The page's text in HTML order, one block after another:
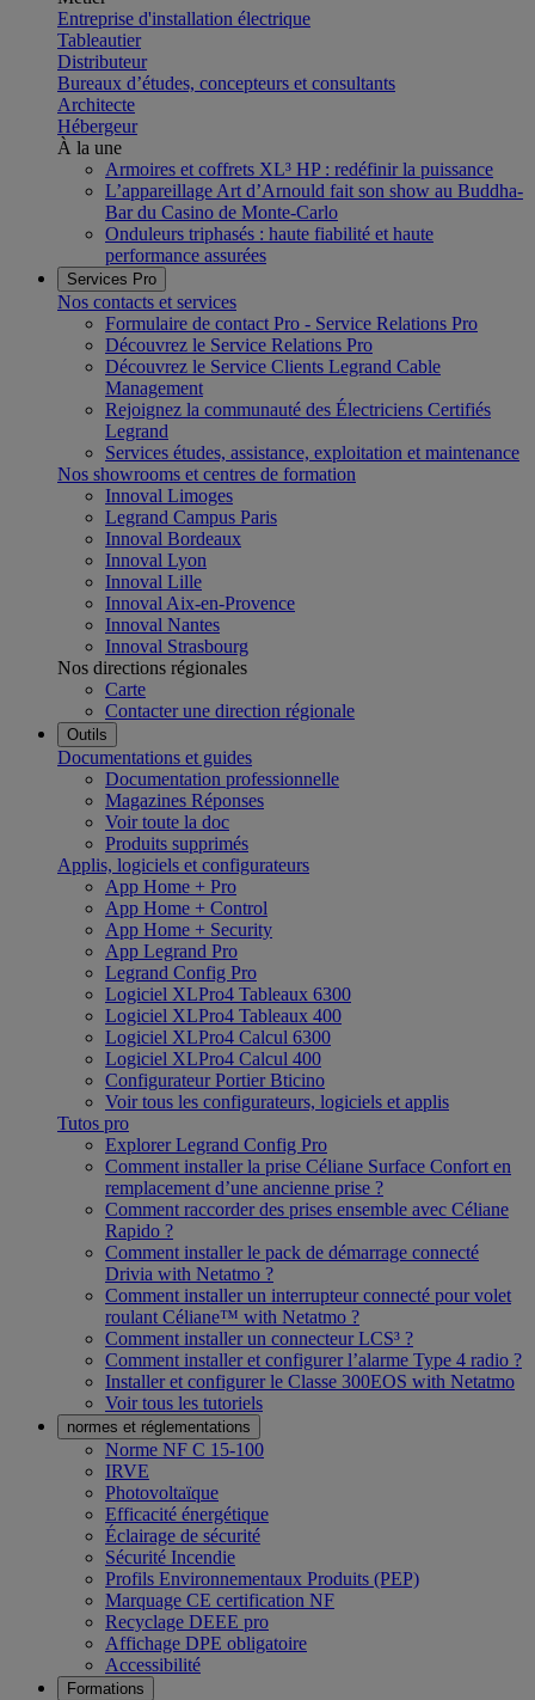
Entreprise d'installation électrique
Tableautier
Distributeur
Bureaux d’études, concepteurs et consultants
Architecte
Hébergeur
À la une
Armoires et coffrets XL³ HP : redéfinir la puissance
L’appareillage Art d’Arnould fait son show au Buddha-
Bar du Casino de Monte-Carlo
Onduleurs triphasés : haute fiabilité et haute
performance assurées
Services Pro
Nos contacts et services
Formulaire de contact Pro - Service Relations Pro
Découvrez le Service Relations Pro
Découvrez le Service Clients Legrand Cable
Management
Rejoignez la communauté des Électriciens Certifiés
Legrand
Services études, assistance, exploitation et maintenance
Nos showrooms et centres de formation
Innoval Limoges
Legrand Campus Paris
Innoval Bordeaux
Innoval Lyon
Innoval Lille
Innoval Aix-en-Provence
Innoval Nantes
Innoval Strasbourg
Nos directions régionales
Carte
Contacter une direction régionale
Outils
Documentations et guides
Documentation professionnelle
Magazines Réponses
Voir toute la doc
Produits supprimés
Applis, logiciels et configurateurs
App Home + Pro
App Home + Control
App Home + Security
App Legrand Pro
Legrand Config Pro
Logiciel XLPro4 Tableaux 6300
Logiciel XLPro4 Tableaux 400
Logiciel XLPro4 Calcul 6300
Logiciel XLPro4 Calcul 400
Configurateur Portier Bticino
Voir tous les configurateurs, logiciels et applis
Tutos pro
Explorer Legrand Config Pro
Comment installer la prise Céliane Surface Confort en
remplacement d’une ancienne prise ?
Comment raccorder des prises ensemble avec Céliane
Rapido ?
Comment installer le pack de démarrage connecté
Drivia with Netatmo ?
Comment installer un interrupteur connecté pour volet
roulant Céliane™ with Netatmo ?
Comment installer un connecteur LCS³ ?
Comment installer et configurer l’alarme Type 4 radio ?
Installer et configurer le Classe 300EOS with Netatmo
Voir tous les tutoriels
normes et réglementations
Norme NF C 15-100
IRVE
Photovoltaïque
Efficacité énergétique
Éclairage de sécurité
Sécurité Incendie
Profils Environnementaux Produits (PEP)
Marquage CE certification NF
Recyclage DEEE pro
Affichage DPE obligatoire
Accessibilité
Formations